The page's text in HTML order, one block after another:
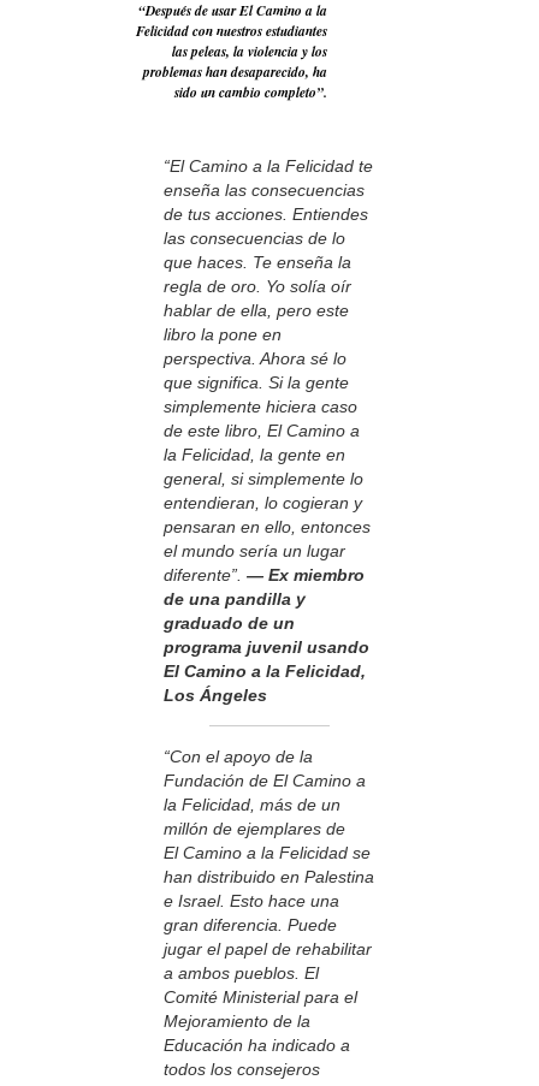
“Después de usar El Camino a la
Felicidad con nuestros estudiantes
las peleas, la violencia y los
problemas han desaparecido, ha
sido un cambio completo”.
“El Camino a la Felicidad te
enseña las consecuencias
de tus acciones. Entiendes
las consecuencias de lo
que haces. Te enseña la
regla de oro. Yo solía oír
hablar de ella, pero este
libro la pone en
perspectiva. Ahora sé lo
que significa. Si la gente
simplemente hiciera caso
de este libro, El Camino a
la Felicidad, la gente en
general, si simplemente lo
entendieran, lo cogieran y
pensaran en ello, entonces
el mundo sería un lugar
diferente”. — Ex miembro
de una pandilla y
graduado de un
programa juvenil usando
El Camino a la Felicidad,
Los Ángeles
“Con el apoyo de la
Fundación de El Camino a
la Felicidad, más de un
millón de ejemplares de
El Camino a la Felicidad se
han distribuido en Palestina
e Israel. Esto hace una
gran diferencia. Puede
jugar el papel de rehabilitar
a ambos pueblos. El
Comité Ministerial para el
Mejoramiento de la
Educación ha indicado a
todos los consejeros